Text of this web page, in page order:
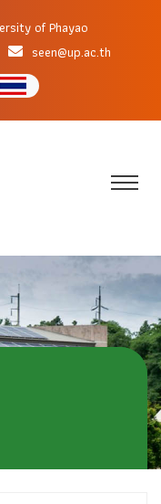
of Phayao
seen@up.ac.th